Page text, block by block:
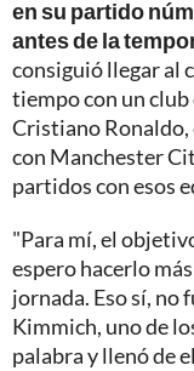
en su partido
antes de la
consiguió llegar al
tiempo con un club
Cristiano Ronaldo,
con Manchester
partidos con esos
"Para mí, el
espero hacerlo
jornada. Eso sí, no
Kimmich, uno de
palabra y llenó de